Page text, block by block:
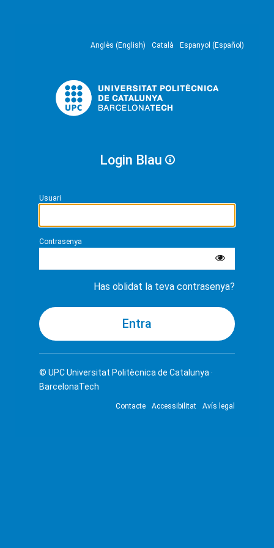
Anglès (English) Català Espanyol (Español)
Login Blau
Usuari
Contrasenya
Has oblidat la teva contrasenya?
© UPCUniversitat Politècnica de Catalunya ·
BarcelonaTech
Contacte Accessibilitat Avís legal